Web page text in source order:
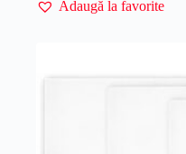
Adaugă la favorite